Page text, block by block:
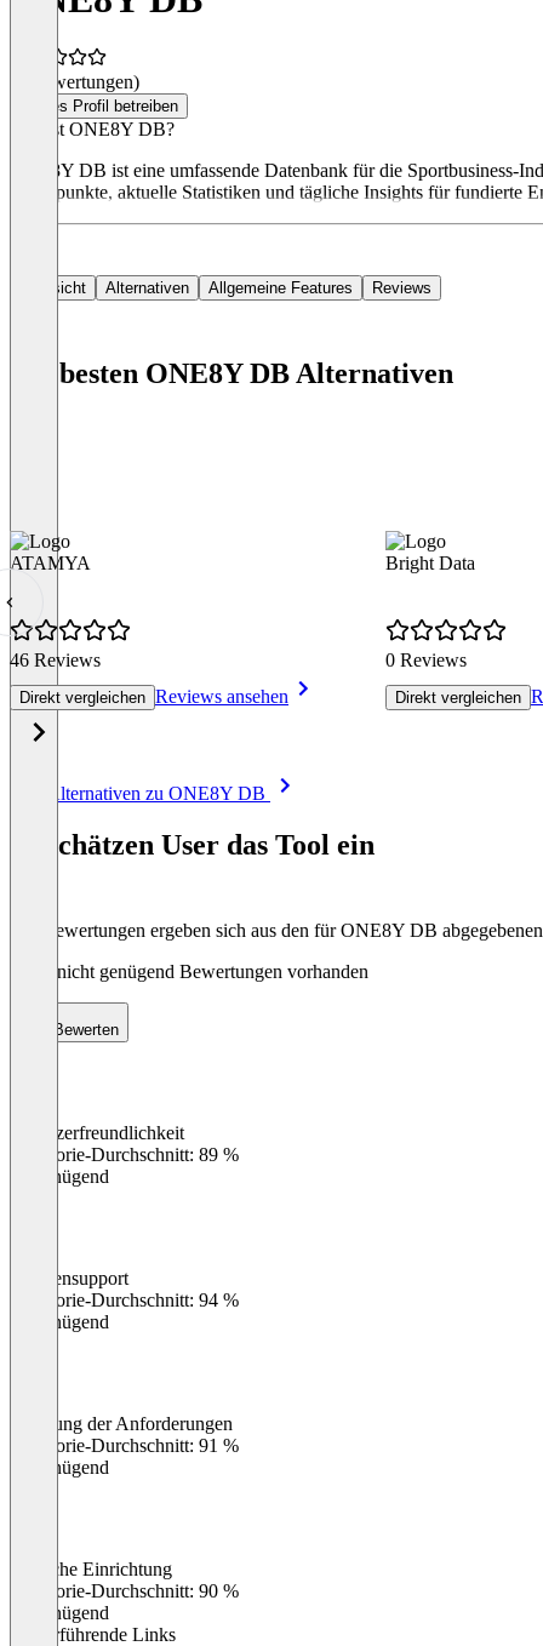
(0 Bewertungen)
Dieses Profil betreiben
Was ist ONE8Y DB?
ONE8Y DB ist eine umfassende Datenbank für die
Datenpunkte, aktuelle Statistiken und tägliche Insights für fundierte
Übersicht Alternativen Allgemeine Features Reviews
Die besten ONE8Y DB Alternativen
ATAMYA
46 Reviews
Direkt vergleichen Reviews ansehen
Bright Data
0 Reviews
Direkt vergleichen
Alle Alternativen zu ONE8Y DB
So schätzen User das Tool ein
Die Bewertungen ergeben sich aus den für ONE8Y DB
Noch nicht genügend Bewertungen vorhanden
Bewerten
Benutzerfreundlichkeit
Kategorie-Durchschnitt: 89 %
Ungenügend
Kundensupport
Kategorie-Durchschnitt: 94 %
Ungenügend
Erfüllung der Anforderungen
Kategorie-Durchschnitt: 91 %
Ungenügend
Einfache Einrichtung
Kategorie-Durchschnitt: 90 %
Ungenügend
Weiterführende Links